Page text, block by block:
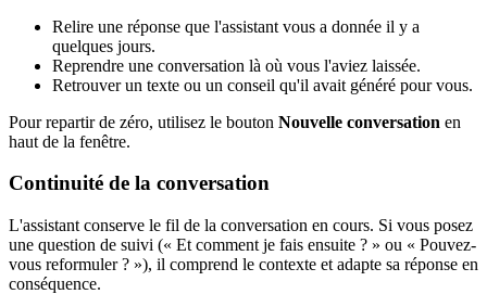
Relire une réponse que l'assistant vous a donnée il y a
quelques jours.
Reprendre une conversation là où vous l'aviez laissée.
Retrouver un texte ou un conseil qu'il avait généré pour vous.
Pour repartir de zéro, utilisez le bouton Nouvelle conversation en
haut de la fenêtre.
Continuité de la conversation
L'assistant conserve le fil de la conversation en cours. Si vous posez
une question de suivi (« Et comment je fais ensuite ? » ou « Pouvez-
vous reformuler ? »), il comprend le contexte et adapte sa réponse en
conséquence.